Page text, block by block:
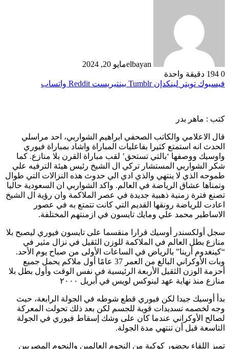
elbayanمايو 20, 2024
0
دقيقة واحدة
فيسبوك تويتر لينكدإن بينتيريست واتساب
كتب : ماهر بدر
قال الاعلامي والكاتب الصحفي ابراهيم الشواربي، احد مراسلي
الحدث انه استمتع كثيرا بفاعليات المباراة واشاد بمباراة فيوري
واوسيك ووصفها ‘بالتي تستحق’ لقب مباراة القرن بلا منازع. كما
شكر الشواربي المستشار تركي ال الشيخ رئيس هيئة الترفيه علي
طموحه الذي لا ينتهي والذي ادي الي حدوث هذه النزالات التي طوال
وتمناها عشاق الرياضة في العالم. واكد الشواربي ان السعودية حاليا
تصنع فترة زمنية ذهبية جديدة في عصر الملاكمة وان رؤية ال الشيخ
اعادت للرياضة رونقها القديم التي كانت تتمتع به في عصور
الاساطير محمد علي ومايك تايسون في ازمنتهم المختلفة.
سجل أولكسندر أوسيك قرارا منقسما على تايسون فيوري ليصبح بلا
منازع بطل العالم في الملاكمة للوزن الثقيل في نزال مثير في
“كينغدوم أرينا” بالرياض في الساعات الأولى من صباح يوم الأحد.
وبات الأوكراني البالغ من العمر 37 عامًا أول ملاكم يحمل جميع
أحزمة الوزن الثقيل الأربعة الرئيسية في نفس الوقت وأول بطل بلا
منازع منذ نهاية عهد لينوكس لويس في أبريل ٢٠٠٠
بدأ أوسيك جيدا لكن فيوري قطع شوطه في الجولة الرابعة، حيث
وجه لخصمه تسديدات قوية للجسم لكن بعد ذلك تحولت المعركة
لصالح الأوكراني عندما كان على وشك إسقاط فيوري في الجولة
التاسعة قبل أن تنتهي مدة الجولة.
تميز اللقاء بحضور كوكبة من النجوم العالمين والنجوم المصريين